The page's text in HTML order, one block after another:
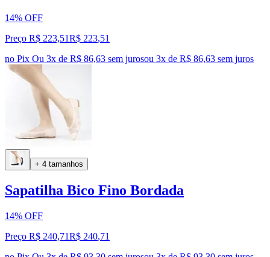
14% OFF
Preço R$ 223,51R$ 223,51
no Pix Ou 3x de R$ 86,63 sem jurosou 3x de R$ 86,63 sem juros
+ 4 tamanhos
Sapatilha Bico Fino Bordada
14% OFF
Preço R$ 240,71R$ 240,71